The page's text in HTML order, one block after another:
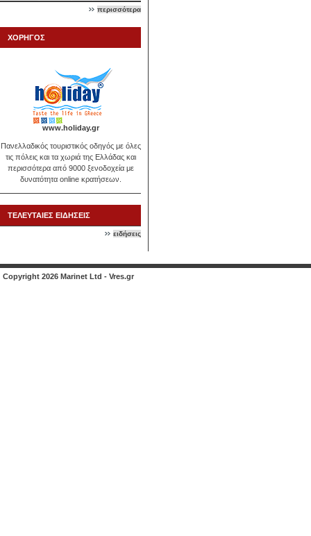
περισσότερα
ΧΟΡΗΓΟΣ
www.holiday.gr
Πανελλαδικός τουριστικός οδηγός με όλες
τις πόλεις και τα χωριά της Ελλάδας και
περισσότερα από 9000 ξενοδοχεία με
δυνατότητα online κρατήσεων.
ΤΕΛΕΥΤΑΙΕΣ ΕΙΔΗΣΕΙΣ
ειδήσεις
Copyright 2026 Marinet Ltd - Vres.gr